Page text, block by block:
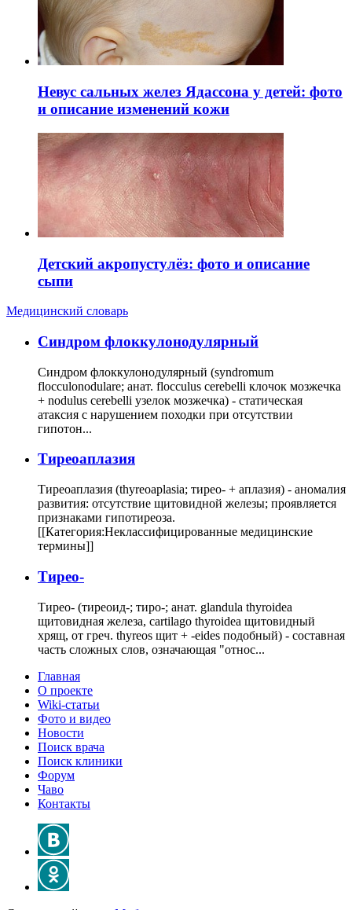
Невус сальных желез Ядассона у детей: фото
и описание изменений кожи
Детский акропустулёз: фото и описание
сыпи
Медицинский словарь
Cиндром флоккулонодулярный
Синдром флоккулонодулярный (syndromum
flocculonodulare; анат. flocculus cerebelli клочок мозжечка
+ nodulus cerebelli узелок мозжечка) - статическая
атаксия с нарушением походки при отсутствии
гипотон...
Тиреоаплазия
Тиреоаплазия (thyreoaplasia; тирео- + аплазия) - аномалия
развития: отсутствие щитовидной железы; проявляется
признаками гипотиреоза.
[[Категория:Неклассифицированные медицинские
термины]]
Тирео-
Тирео- (тиреоид-; тиро-; анат. glandula thyroidea
щитовидная железа, cartilago thyroidea щитовидный
хрящ, от греч. thyreos щит + -eides подобный) - составная
часть сложных слов, означающая "относ...
Главная
О проекте
Wiki-статьи
Фото и видео
Новости
Поиск врача
Поиск клиники
Форум
Чаво
Контакты